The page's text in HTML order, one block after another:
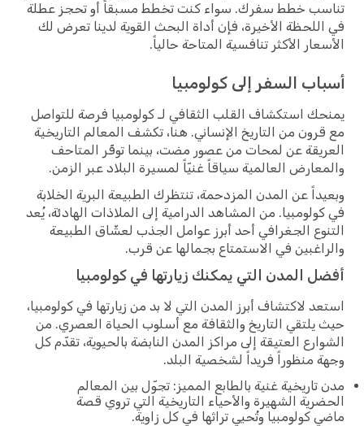
تناسب خطط سفرك. سواء كنت تخطط مسبقاً أو تحجز عطلة
في اللحظة الأخيرة، فإن أداة البحث القوية لدينا تعرض لك
الأسعار الأكثر تنافسية المتاحة حالياً.
أسباب السفر إلى كولومبيا
يمنحك استكشاف القلب الثقافي لـ كولومبيا فرصة للتواصل
مع قرون من التاريخ الإنساني. هنا، تكشف المعالم التاريخية
العريقة عن لمحات من عصور مضت، بينما توفّر المتاحف
والمعارض العالمية سياقاً غنيّاً لمسيرة البلاد عبر الزمن.
وبعيداً عن المدن المزدحمة، تنتظرك الطبيعة البرية الخلابة
في كولومبيا. من المشاهد الدرامية إلى الملاذات الهادئة، يُعد
التنوع الجغرافي أحد أبرز عوامل الجذب لعشّاق الطبيعة
والراغبين في الاستمتاع بجمالها عن قرب.
أفضل المدن التي يمكنك زيارتها في كولومبيا
استعد لاكتشاف أبرز المدن التي لا بد من زيارتها في كولومبيا،
حيث يلتقي التاريخ والثقافة مع أسلوب الحياة العصري. من
الشوارع العتيقة إلى مراكز المدن النابضة بالحيوية، تقدّم كل
وجهة منظوراً فريداً لشخصية البلد.
مدن تاريخية غنية بالطابع المميز: تجوّل بين المعالم
الحضرية الشهيرة والأحياء التاريخية التي تروي قصة
ماضي كولومبيا وتُحيي تراثها في كل زاوية.